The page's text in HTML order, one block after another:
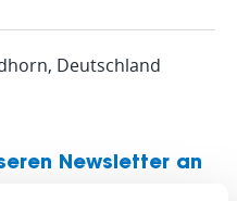
Deutschland
Newsletter an